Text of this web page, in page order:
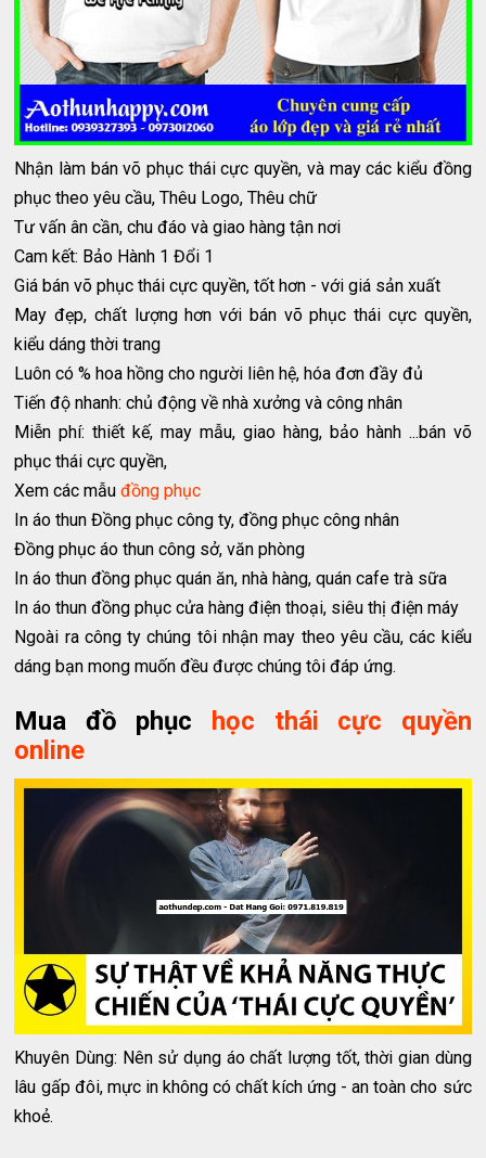
Nhận làm bán võ phục thái cực quyền, và may các kiểu đồng
phục theo yêu cầu, Thêu Logo, Thêu chữ
Tư vấn ân cần, chu đáo và giao hàng tận nơi
Cam kết: Bảo Hành 1 Đổi 1
Giá bán võ phục thái cực quyền, tốt hơn - với giá sản xuất
May đẹp, chất lượng hơn với bán võ phục thái cực quyền,
kiểu dáng thời trang
Luôn có % hoa hồng cho người liên hệ, hóa đơn đầy đủ
Tiến độ nhanh: chủ động về nhà xưởng và công nhân
Miễn phí: thiết kế, may mẫu, giao hàng, bảo hành ...bán võ
phục thái cực quyền,
Xem các mẫuđồng phục
In áo thun Đồng phục công ty, đồng phục công nhân
Đồng phục áo thun công sở, văn phòng
In áo thun đồng phục quán ăn, nhà hàng, quán cafe trà sữa
In áo thun đồng phục cửa hàng điện thoại, siêu thị điện máy
Ngoài ra công ty chúng tôi nhận may theo yêu cầu, các kiểu
dáng bạn mong muốn đều được chúng tôi đáp ứng.
Mua đồ phục học thái cực quyền
online
Khuyên Dùng: Nên sử dụng áo chất lượng tốt, thời gian dùng
lâu gấp đôi, mực in không có chất kích ứng - an toàn cho sức
khoẻ.